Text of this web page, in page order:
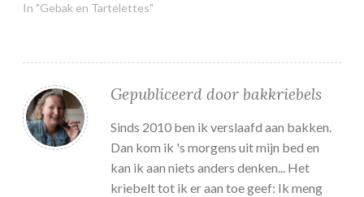
In "Gebak en Tartelettes"
Gepubliceerd door bakkriebels
Sinds 2010 ben ik verslaafd aan bakken.
Dan kom ik 's morgens uit mijn bed en
kan ik aan niets anders denken... Het
kriebelt tot ik er aan toe geef: Ik meng